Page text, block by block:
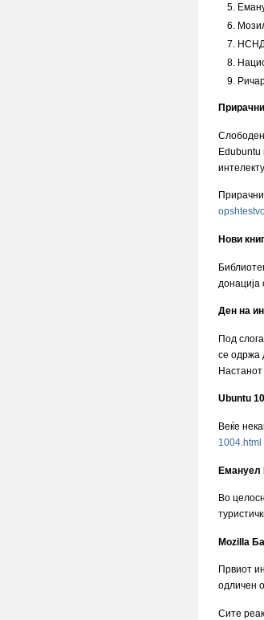
НСНД
Слободен
Edubuntu
Нови
Ден на
Под
се одржа
Ubuntu
Веќе
1004.html
Емануел
Во
Mozilla
Првиот
одличен
Сите